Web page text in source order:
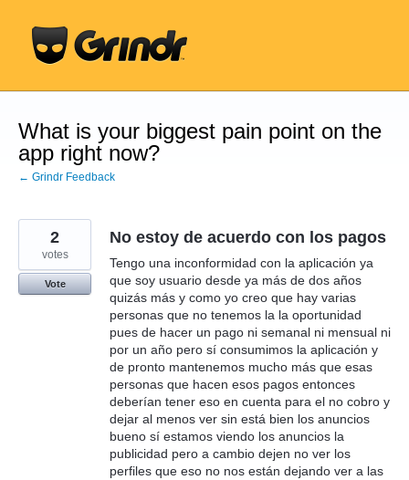
content
What is your biggest pain point on the
app right now?
← Grindr Feedback
No estoy de acuerdo con los pagos
Tengo una inconformidad con la aplicación ya
que soy usuario desde ya más de dos años
quizás más y como yo creo que hay varias
personas que no tenemos la la oportunidad
pues de hacer un pago ni semanal ni mensual ni
por un año pero sí consumimos la aplicación y
de pronto mantenemos mucho más que esas
personas que hacen esos pagos entonces
deberían tener eso en cuenta para el no cobro y
dejar al menos ver sin está bien los anuncios
bueno sí estamos viendo los anuncios la
publicidad pero a cambio dejen no ver los
perfiles que eso no nos están dejando ver a las
2
votes
Vote